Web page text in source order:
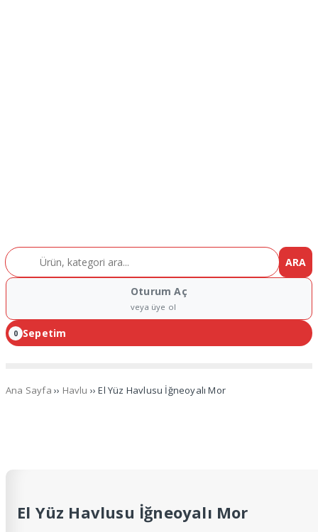
ARA
Oturum Aç
veya üye ol
0 Sepetim
Ana Sayfa ›› Havlu ›› El Yüz Havlusu İğneoyalı Mor
El Yüz Havlusu İğneoyalı Mor